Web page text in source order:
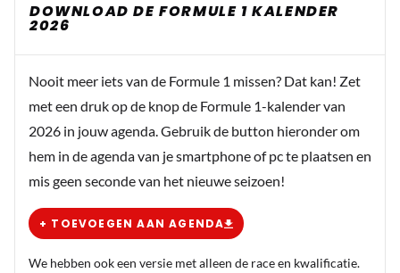
DOWNLOAD DE FORMULE 1 KALENDER
2026
Nooit meer iets van de Formule 1 missen? Dat kan! Zet
met een druk op de knop de Formule 1-kalender van
2026 in jouw agenda. Gebruik de button hieronder om
hem in de agenda van je smartphone of pc te plaatsen en
mis geen seconde van het nieuwe seizoen!
+ TOEVOEGEN AAN AGENDA
We hebben ook een versie met alleen de race en kwalificatie.